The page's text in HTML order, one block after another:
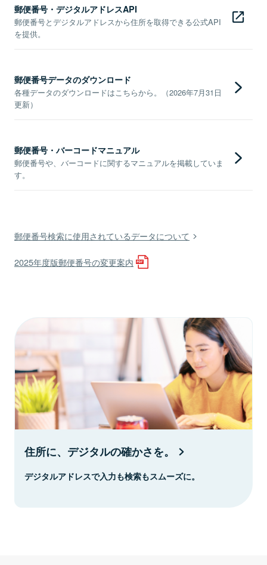
郵便番号・デジタルアドレスAPI
郵便番号とデジタルアドレスから住所を取得できる公式API
を提供。
郵便番号データのダウンロード
各種データのダウンロードはこちらから。（2026年7月31日
更新）
郵便番号・バーコードマニュアル
郵便番号や、バーコードに関するマニュアルを掲載していま
す。
郵便番号検索に使用されているデータについて
2025年度版郵便番号の変更案内
住所に、デジタルの確かさを。
デジタルアドレスで入力も検索もスムーズに。